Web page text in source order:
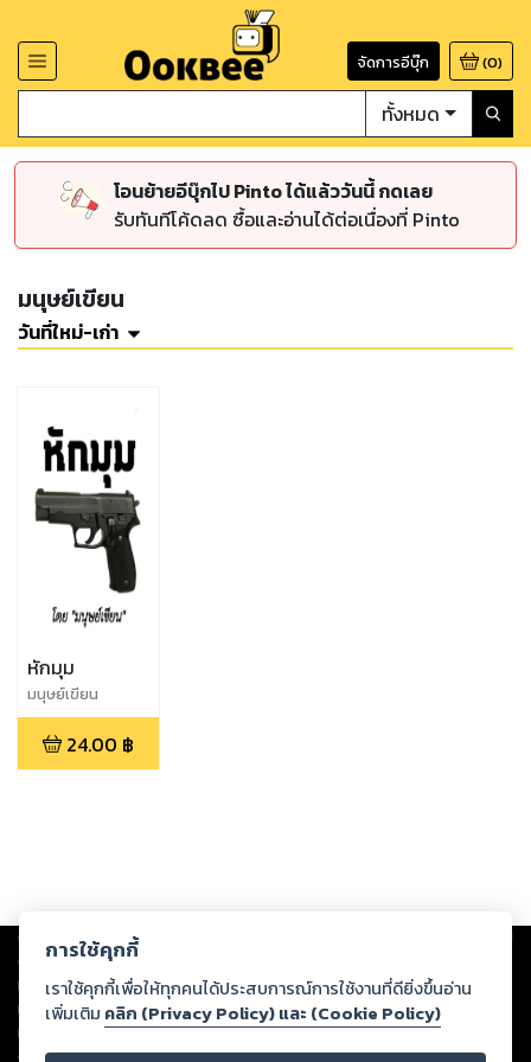
จัดการอีบุ๊ก (0)
ทั้งหมด
โอนย้ายอีบุ๊กไป Pinto ได้แล้ววันนี้ กดเลย
รับทันทีโค้ดลด ซื้อและอ่านได้ต่อเนื่องที่ Pinto
มนุษย์เขียน
วันที่ใหม่-เก่า
หักมุม
มนุษย์เขียน
24.00 ฿
Copyright © 2026
ต่อผลงานหรือเนื้อหาใดที่อัปโหลดผ่านเว็บไซต์และปรากฏว่าละเมิดสิทธิใน
ทรัพย์สินทางปัญญาของบุคคลอื่นหรือขัดต่อกฎหมายและศีลธรรม ดังนั้น ผู้อ่าน
ทุกท่านโปรดใช้วิจารณญาณในการกลั่นกรองด้วยตนเอง และหากท่านพบว่าส่วน
หนึ่งส่วนใดขัดต่อกฎหมายและศีลธรรม กรุณาแจ้งมายังบริษัท เพื่อทีมงานจะได้
ดำเนินการในทันที ทั้งนี้ ทางสตอรี่ล็อกขอสงวนลิขสิทธิ์ตามพระราชบัญญัติ
การใช้คุกกี้
เราใช้คุกกี้เพื่อให้ทุกคนได้ประสบการณ์การใช้งานที่ดียิ่งขึ้นอ่าน
เพิ่มเติม คลิก (Privacy Policy) และ (Cookie Policy)